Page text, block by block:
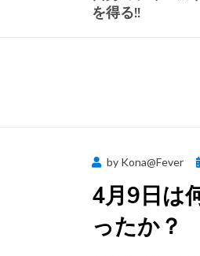
を得る!!
by Kona@Fever
4月9日は
ったか？